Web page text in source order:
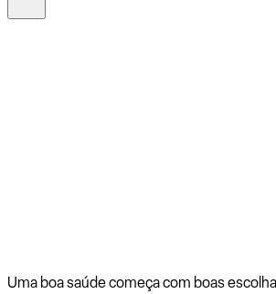
Uma boa saúde começa com boas